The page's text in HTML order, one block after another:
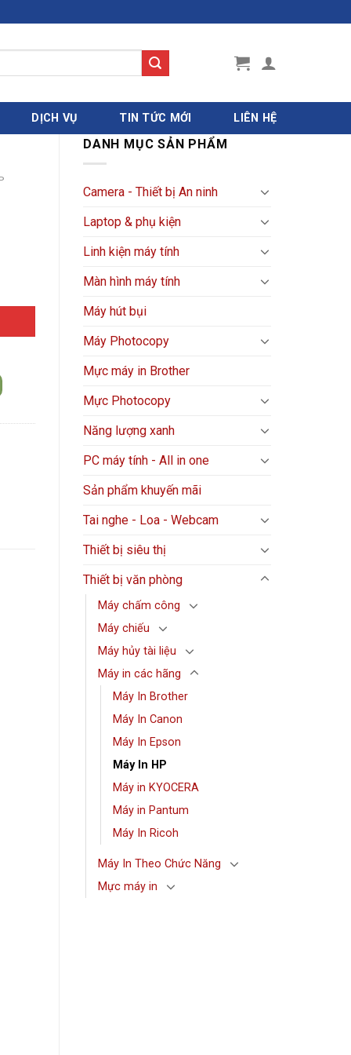
DỊCH VỤ TIN TỨC MỚI LIÊN HỆ
DANH MỤC SẢN PHẨM
Camera - Thiết bị An ninh
Laptop & phụ kiện
Linh kiện máy tính
Màn hình máy tính
Máy hút bụi
Máy Photocopy
Mực máy in Brother
Mực Photocopy
Năng lượng xanh
PC máy tính - All in one
Sản phẩm khuyến mãi
Tai nghe - Loa - Webcam
Thiết bị siêu thị
Thiết bị văn phòng
Máy chấm công
Máy chiếu
Máy hủy tài liệu
Máy in các hãng
Máy In Brother
Máy In Canon
Máy In Epson
Máy In HP
Máy in KYOCERA
Máy in Pantum
Máy In Ricoh
Máy In Theo Chức Năng
Mực máy in